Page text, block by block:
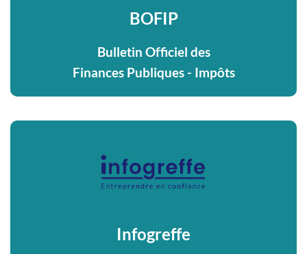
BOFIP
Bulletin Officiel des
Finances Publiques - Impôts
Infogreffe